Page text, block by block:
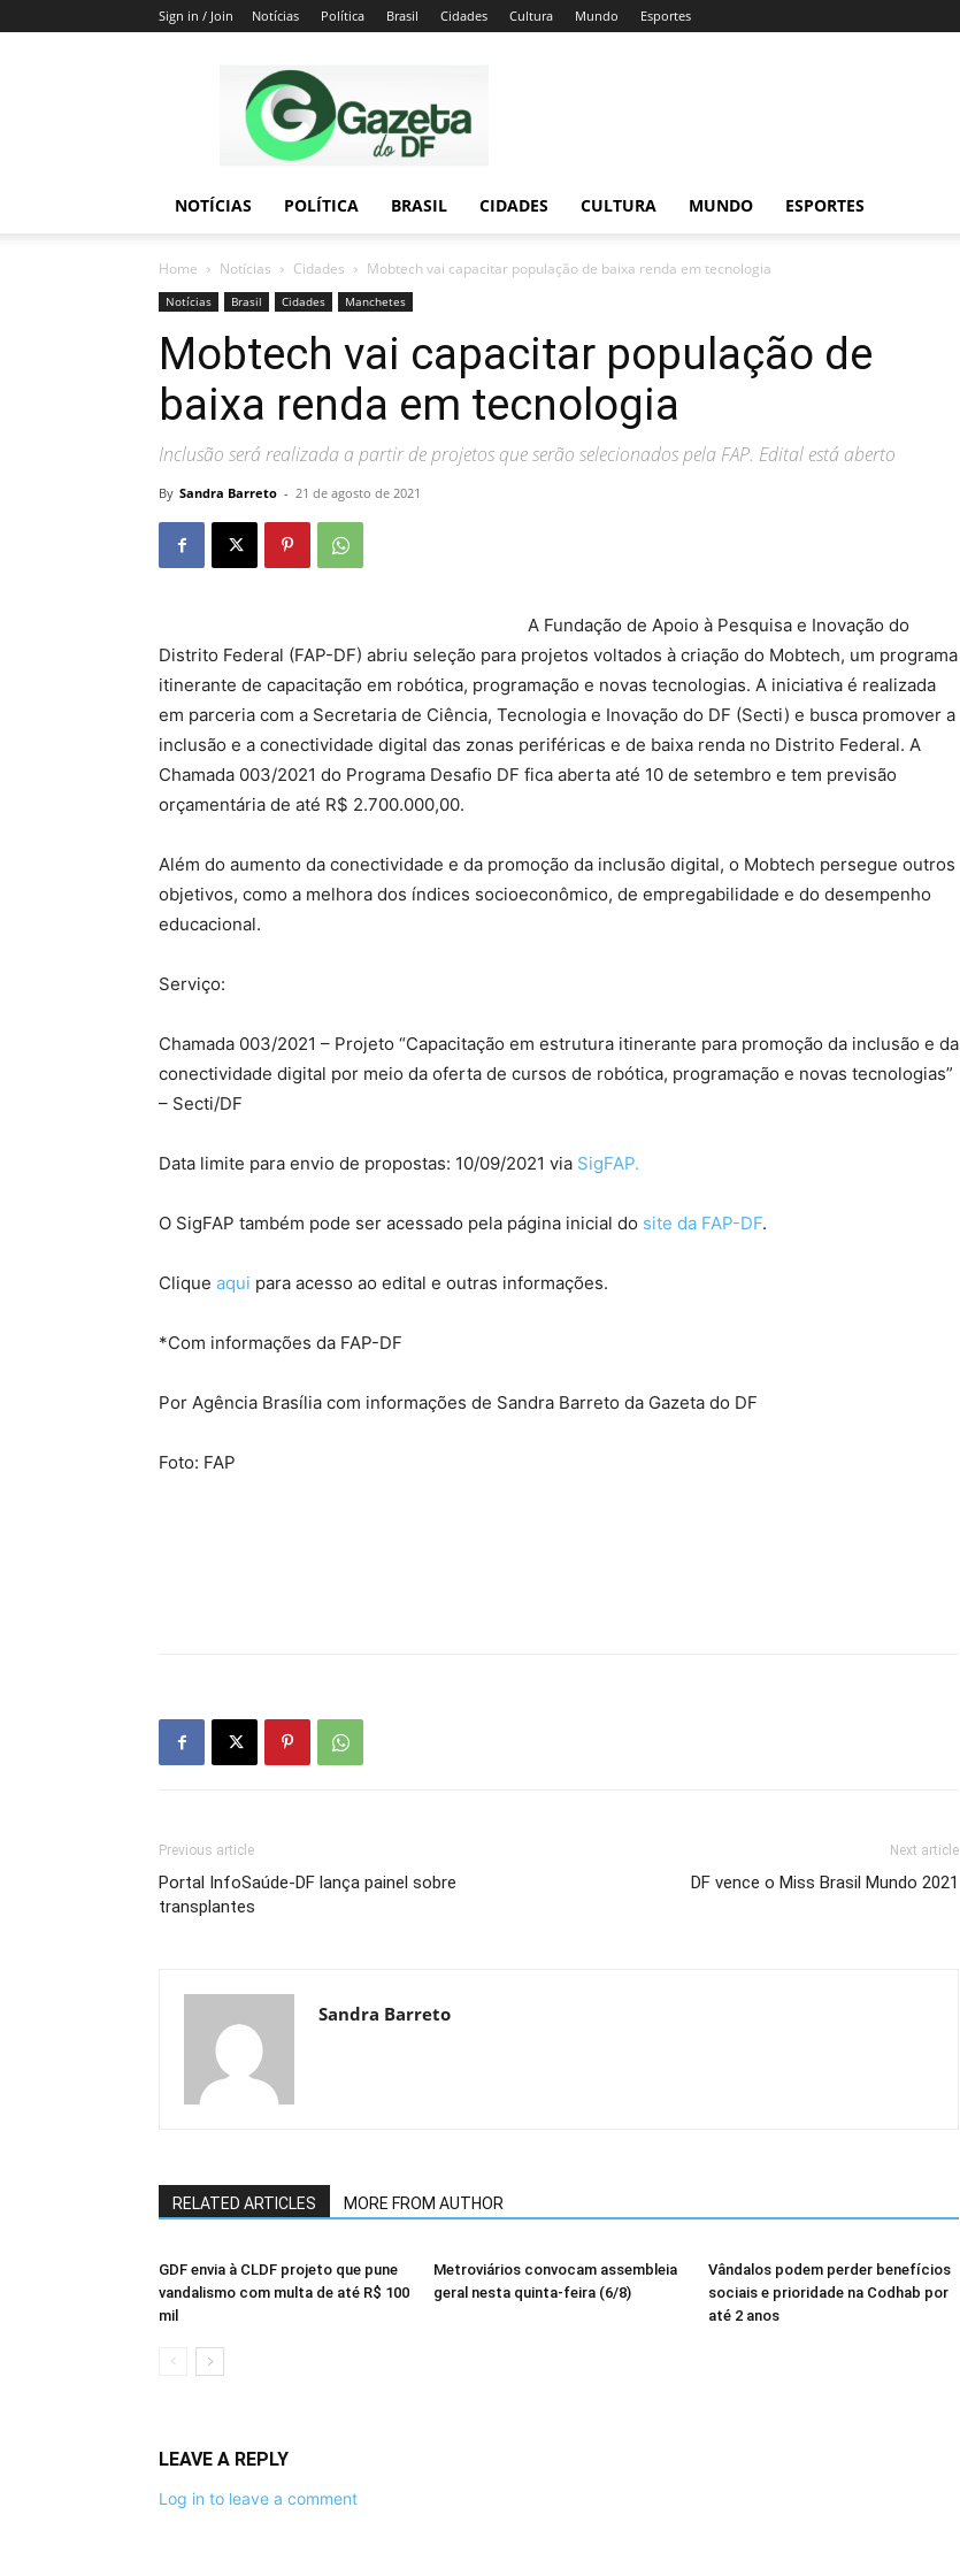
Sign in / Join Notícias Política Brasil Cidades Cultura Mundo Esportes
do
DF
NOTÍCIAS POLÍTICA BRASIL CIDADES CULTURA MUNDO ESPORTES
Home Notícias Cidades Mobtech vai capacitar população de baixa renda em tecnologia
Notícias Brasil Cidades Manchetes
Mobtech vai capacitar população de
baixa renda em tecnologia
Inclusão será realizada a partir de projetos que serão selecionados pela FAP. Edital está aberto
By Sandra Barreto - 21 de agosto de 2021
A Fundação de Apoio à Pesquisa e Inovação do
Distrito Federal (FAP-DF) abriu seleção para projetos voltados à criação do Mobtech, um programa
itinerante de capacitação em robótica, programação e novas tecnologias. A iniciativa é realizada
em parceria com a Secretaria de Ciência, Tecnologia e Inovação do DF (Secti) e busca promover a
inclusão e a conectividade digital das zonas periféricas e de baixa renda no Distrito Federal. A
Chamada 003/2021 do Programa Desafio DF fica aberta até 10 de setembro e tem previsão
orçamentária de até R$ 2.700.000,00.
Além do aumento da conectividade e da promoção da inclusão digital, o Mobtech persegue outros
objetivos, como a melhora dos índices socioeconômico, de empregabilidade e do desempenho
educacional.
Serviço:
Chamada 003/2021 – Projeto “Capacitação em estrutura itinerante para promoção da inclusão e da
conectividade digital por meio da oferta de cursos de robótica, programação e novas tecnologias”
– Secti/DF
Data limite para envio de propostas: 10/09/2021 via SigFAP.
O SigFAP também pode ser acessado pela página inicial do site da FAP-DF.
Clique aqui para acesso ao edital e outras informações.
*Com informações da FAP-DF
Por Agência Brasília com informações de Sandra Barreto da Gazeta do DF
Foto: FAP
Previous article
Portal InfoSaúde-DF lança painel sobre
transplantes
Next article
DF vence o Miss Brasil Mundo 2021
Sandra Barreto
RELATED ARTICLES MORE FROM AUTHOR
GDF envia à CLDF projeto que pune
vandalismo com multa de até R$ 100
mil
Metroviários convocam assembleia
geral nesta quinta-feira (6/8)
Vândalos podem perder benefícios
sociais e prioridade na Codhab por
até 2 anos
LEAVE A REPLY
Log in to leave a comment